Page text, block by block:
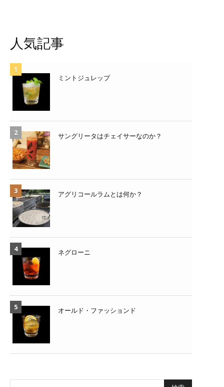
人気記事
ミントジュレップ
サングリータはチェイサーなのか？
アグリコールラムとは何か？
ネグローニ
オールド・ファッションド